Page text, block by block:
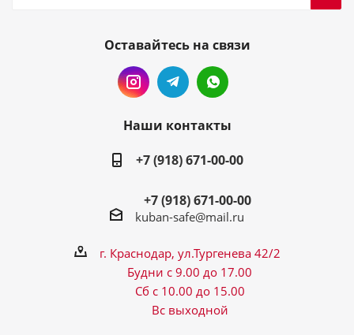
Оставайтесь на связи
Наши контакты
+7 (918) 671-00-00
+7 (918) 671-00-00
kuban-safe@mail.ru
г. Краснодар, ул.Тургенева 42/2
Будни с 9.00 до 17.00
Сб с 10.00 до 15.00
Вс выходной